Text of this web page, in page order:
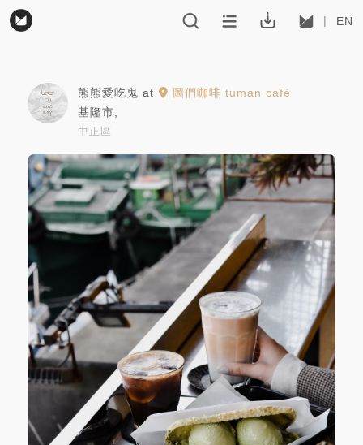
EN
熊熊愛吃鬼 at
圖們咖啡 tuman café
基隆市
中正區